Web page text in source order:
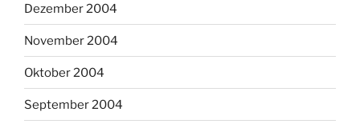
Dezember 2004
November 2004
Oktober 2004
September 2004